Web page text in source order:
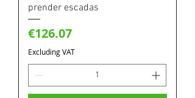
prender escadas
Price
€126.07
Excluding VAT